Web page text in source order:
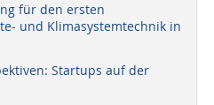
für den ersten
und Klimasystemtechnik in
Startups auf der